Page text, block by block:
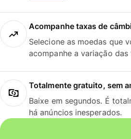
Acompanhe taxas de
Selecione as moedas que
acompanhe a variação
Totalmente gratuito, sem
Baixe em segundos. É
há anúncios inesperados.